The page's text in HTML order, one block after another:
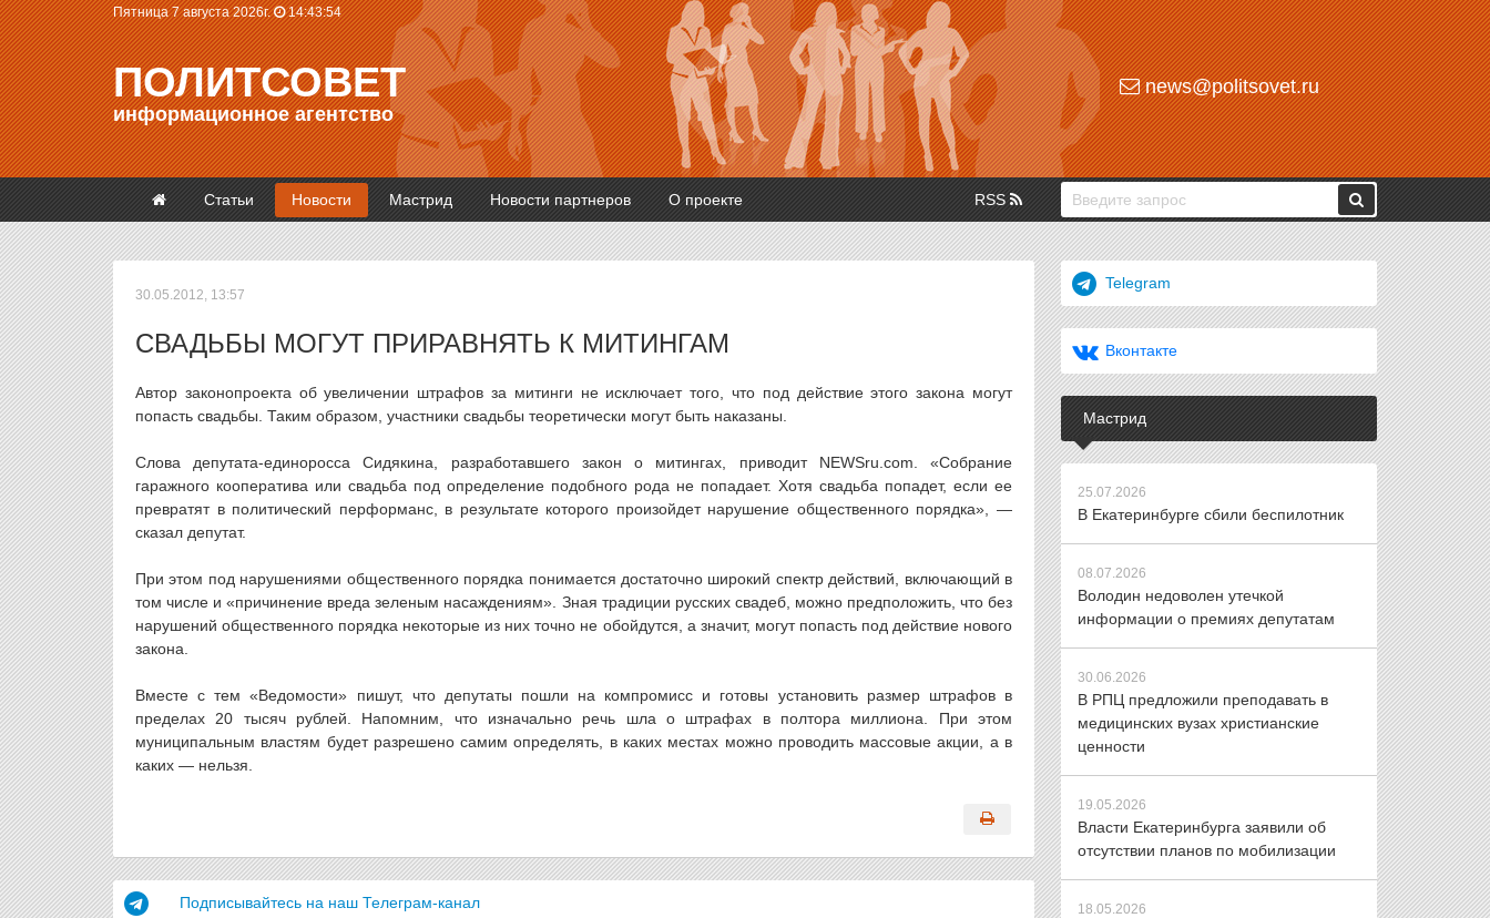
Пятница 7 августа 2026г. 14:43:54
ПОЛИТСОВЕТ
информационное агентство
news@politsovet.ru
Статьи Новости Мастрид Новости партнеров О проекте RSS
30.05.2012, 13:57
СВАДЬБЫ МОГУТ ПРИРАВНЯТЬ К МИТИНГАМ
Автор законопроекта об увеличении штрафов за митинги не исключает того, что под действие этого закона могут
попасть свадьбы. Таким образом, участники свадьбы теоретически могут быть наказаны.
Слова депутата-единоросса Сидякина, разработавшего закон о митингах, приводит NEWSru.com. «Собрание
гаражного кооператива или свадьба под определение подобного рода не попадает. Хотя свадьба попадет, если ее
превратят в политический перформанс, в результате которого произойдет нарушение общественного порядка», —
сказал депутат.
При этом под нарушениями общественного порядка понимается достаточно широкий спектр действий, включающий в
том числе и «причинение вреда зеленым насаждениям». Зная традиции русских свадеб, можно предположить, что без
нарушений общественного порядка некоторые из них точно не обойдутся, а значит, могут попасть под действие нового
закона.
Вместе с тем «Ведомости» пишут, что депутаты пошли на компромисс и готовы установить размер штрафов в
пределах 20 тысяч рублей. Напомним, что изначально речь шла о штрафах в полтора миллиона. При этом
муниципальным властям будет разрешено самим определять, в каких местах можно проводить массовые акции, а в
каких — нельзя.
Подписывайтесь на наш Телеграм-канал
Telegram
Вконтакте
Мастрид
25.07.2026
В Екатеринбурге сбили беспилотник
08.07.2026
Володин недоволен утечкой
информации о премиях депутатам
30.06.2026
В РПЦ предложили преподавать в
медицинских вузах христианские
ценности
19.05.2026
Власти Екатеринбурга заявили об
отсутствии планов по мобилизации
18.05.2026